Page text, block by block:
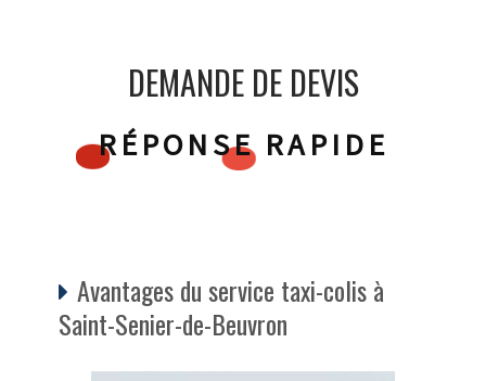
DEMANDE DE DEVIS
RÉPONSE RAPIDE
Avantages du service taxi-colis à
Saint-Senier-de-Beuvron